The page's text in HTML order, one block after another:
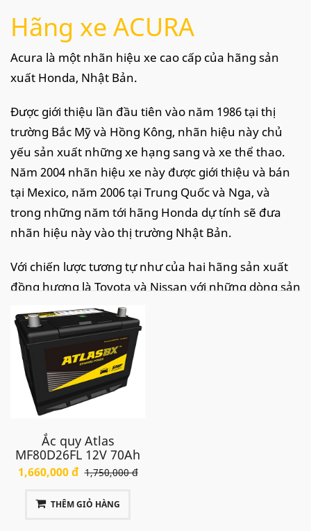
Hãng xe ACURA
Acura là một nhãn hiệu xe cao cấp của hãng sản
xuất Honda, Nhật Bản.
Được giới thiệu lần đầu tiên vào năm 1986 tại thị
trường Bắc Mỹ và Hồng Kông, nhãn hiệu này chủ
yếu sản xuất những xe hạng sang và xe thể thao.
Năm 2004 nhãn hiệu xe này được giới thiệu và bán
tại Mexico, năm 2006 tại Trung Quốc và Nga, và
trong những năm tới hãng Honda dự tính sẽ đưa
nhãn hiệu này vào thị trường Nhật Bản.
Với chiến lược tương tự như của hai hãng sản xuất
đồng hương là Toyota và Nissan với những dòng sản
phẩm xe hạng sang là Lexus và Infiniti, hãng Honda
giới thiệu nhãn hiệu Acura để nhắm vào thị trường
xe cao cấp. Với chiến lược này các công ty mẹ sẽ tận
dụng những tài nguyên, công nghệ, và nhà máy
đang có nhưng tạo ra một sản phẩm với tên gọi
hoàn toàn mới.
Các dòng xe Acura ở Việt
Namđược trang bị ắc quy
Ắc quy Atlas
MF80D26FL 12V 70Ah
1,660,000 đ 1,750,000 đ
THÊM GIỎ HÀNG